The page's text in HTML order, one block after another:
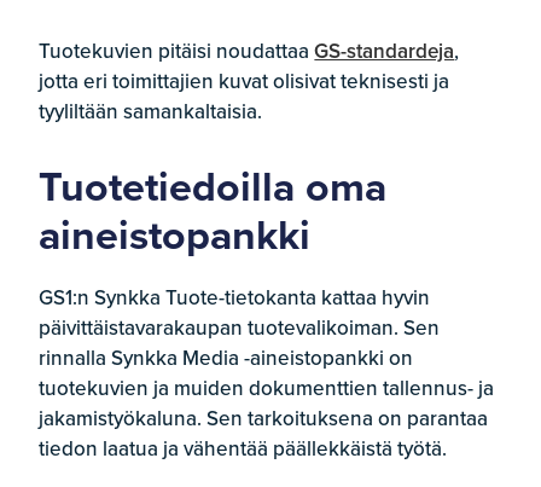
Tuotekuvien pitäisi noudattaaGS-standardeja,
jotta eri toimittajien kuvat olisivat teknisesti ja
tyyliltään samankaltaisia.
Tuotetiedoilla oma
aineistopankki
GS1:n Synkka Tuote-tietokanta kattaa hyvin
päivittäistavarakaupan tuotevalikoiman. Sen
rinnalla Synkka Media -aineistopankki on
tuotekuvien ja muiden dokumenttien tallennus- ja
jakamistyökaluna. Sen tarkoituksena on parantaa
tiedon laatua ja vähentää päällekkäistä työtä.